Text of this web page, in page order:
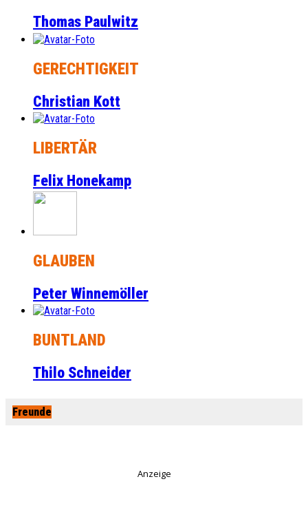
Thomas Paulwitz
GERECHTIGKEIT
Christian Kott
LIBERTÄR
Felix Honekamp
GLAUBEN
Peter Winnemöller
BUNTLAND
Thilo Schneider
Freunde
Anzeige